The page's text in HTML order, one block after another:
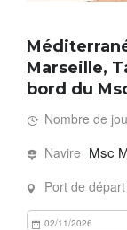
Marseille,
bord du
Nombre de
Navire Msc
Port de départ
02/11/2026